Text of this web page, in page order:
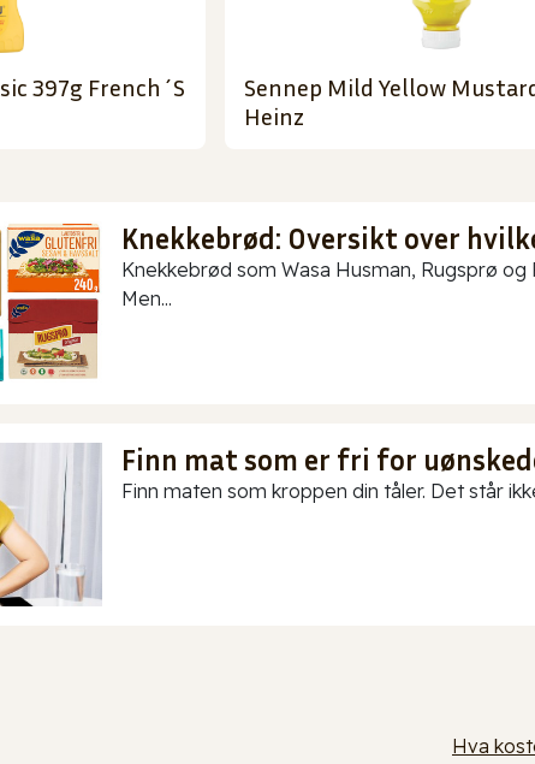
397g French´S
Sennep Mild Yellow
Heinz
Knekkebrød: Oversikt over
Knekkebrød som Wasa Husman, Rugsprø
Men...
Finn mat som er fri for
Finn maten som kroppen din tåler. Det står
Hva